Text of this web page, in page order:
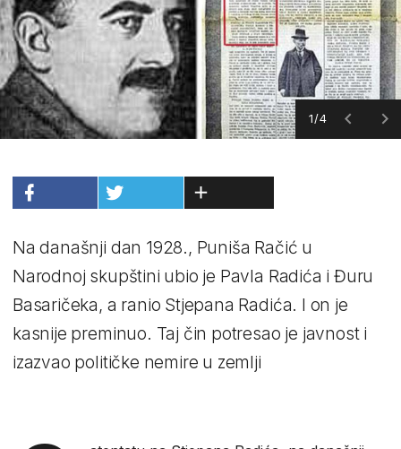
1/4
Na današnji dan 1928., Puniša Račić u
Narodnoj skupštini ubio je Pavla Radića i Đuru
Basaričeka, a ranio Stjepana Radića. I on je
kasnije preminuo. Taj čin potresao je javnost i
izazvao političke nemire u zemlji